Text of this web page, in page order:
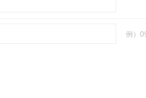
例）